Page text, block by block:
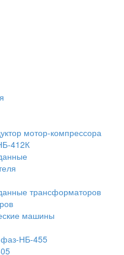
мотор-компрессора
412К
трансформаторов
машины
НБ-455